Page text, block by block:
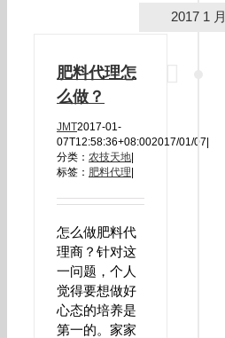
2017 1 月
肥料代理怎
么做？
JMT2017-01-
07T12:58:36+08:002017/01/07|
分类： 农技天地|
标签： 肥料代理|
怎么做肥料代
理商？针对这
一问题，个人
觉得要想做好
心态的培养是
第一的。家家